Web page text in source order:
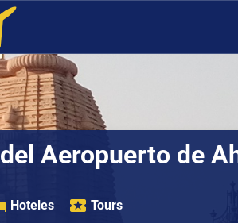
Aeropuerto de
Hoteles Tours